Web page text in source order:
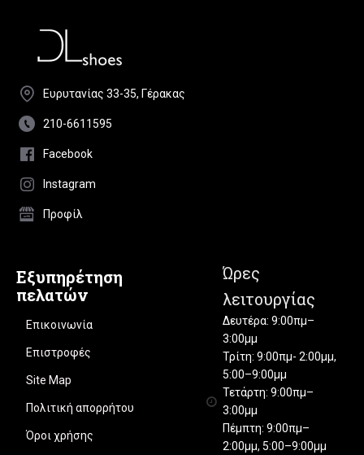
Ευρυτανίας 33-35, Γέρακας
210-6611595
Facebook
Instagram
Προφίλ
Εξυπηρέτηση
πελατών
Επικοινωνία
Επιστροφές
Site Map
Πολιτική απορρήτου
Όροι χρήσης
Ώρες
λειτουργίας
Δευτέρα: 9:00πμ–
3:00μμ
Τρίτη: 9:00πμ- 2:00μμ,
5:00–9:00μμ
Τετάρτη: 9:00πμ–
3:00μμ
Πέμπτη: 9:00πμ–
2:00μμ, 5:00–9:00μμ